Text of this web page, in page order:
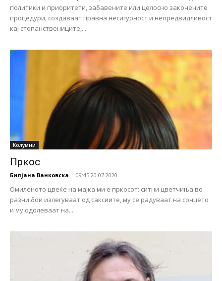
политики и приоритети, забавените или целосно закочените
процедури, создаваат правна несигурност и непредвидливост
кај стопанствениците,...
Колумни
Пркос
Билјана Ванковска - 09:45 20.07.2020
Омиленото цвеќе на мајка ми е пркосот: ситни цветчиња во
разни бои излегуваат од саксиите, му се радуваат на сонцето
и му одолеваат на...